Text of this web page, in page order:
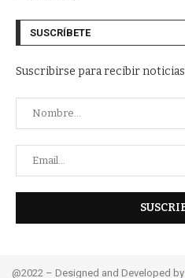
SUSCRÍBETE
Suscribirse para recibir noticias
@2022 – Designed and Developed by